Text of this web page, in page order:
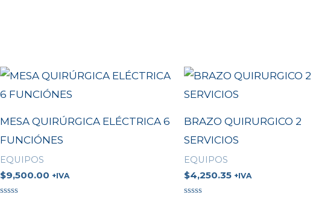
MESA QUIRÚRGICA ELÉCTRICA 6
FUNCIÓNES
EQUIPOS
$9,500.00 +IVA
BRAZO QUIRURGICO 2
SERVICIOS
EQUIPOS
$4,250.35 +IVA